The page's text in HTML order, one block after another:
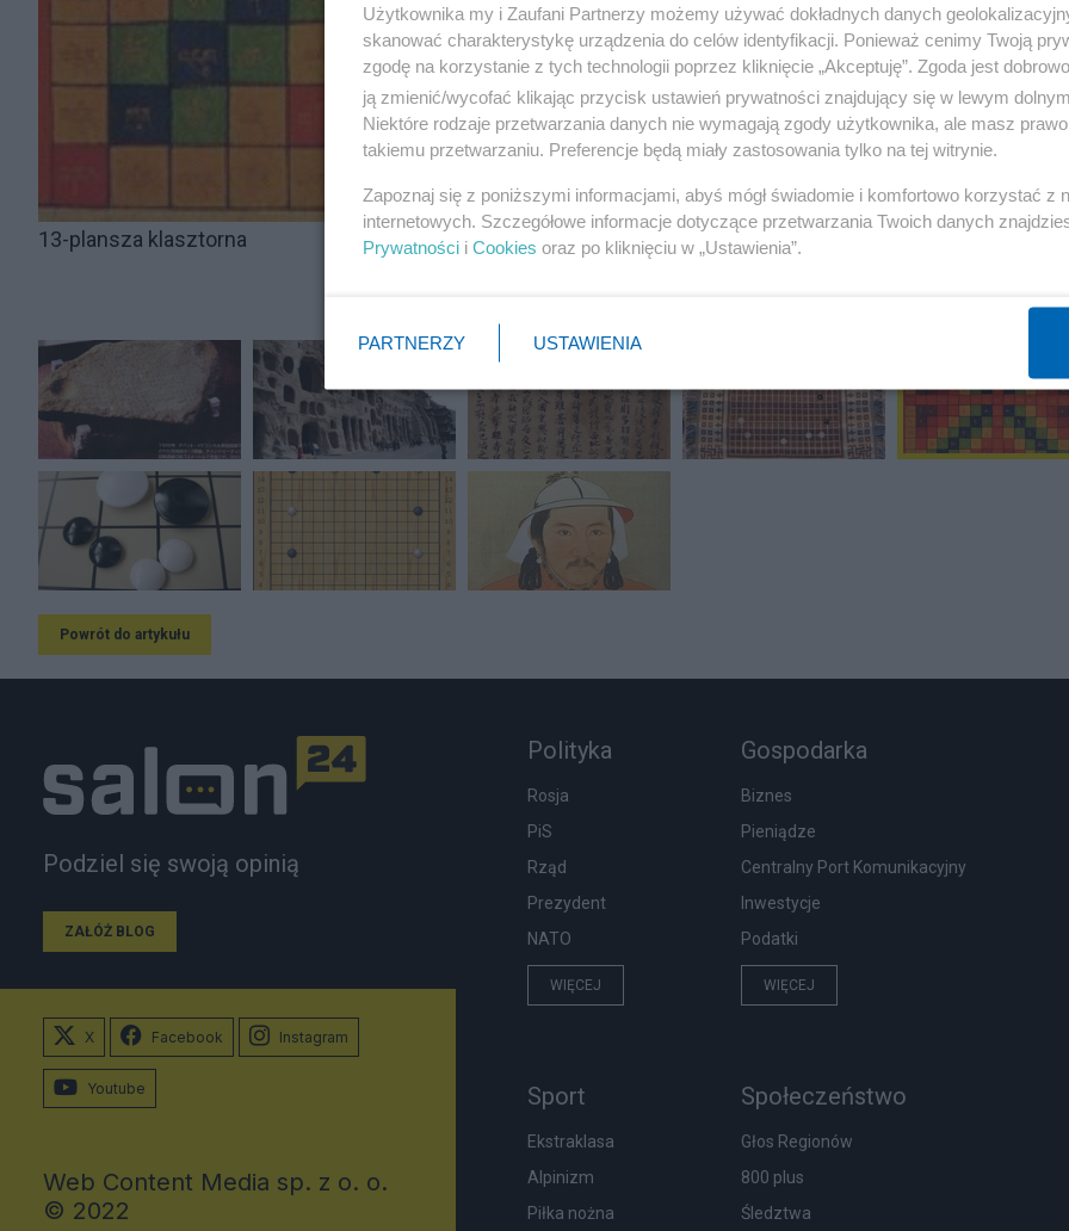
13-plansza klasztorna
Powrót do artykułu
Podziel się swoją opinią
ZAŁÓŻ BLOG
Polityka
Rosja
PiS
Rząd
Prezydent
NATO
WIĘCEJ
Gospodarka
Biznes
Pieniądze
Centralny Port Komunikacyjny
Inwestycje
Podatki
WIĘCEJ
Sport
Ekstraklasa
Alpinizm
Piłka nożna
Społeczeństwo
Głos Regionów
800 plus
Śledztwa
X Facebook Instagram
Youtube
Web Content Media sp. z o. o.
© 2022
Użytkownika my i Zaufani Partnerzy możemy używać dokładnych danych
skanować charakterystykę urządzenia do celów identyfikacji. Ponieważ cenimy Twoją
zgodę na korzystanie z tych technologii poprzez kliknięcie „Akceptuję”. Zgoda jest
ją zmienić/wycofać klikając przycisk ustawień prywatności znajdujący się w lewym
Niektóre rodzaje przetwarzania danych nie wymagają zgody użytkownika, ale masz
takiemu przetwarzaniu. Preferencje będą miały zastosowania tylko na tej witrynie.
Zapoznaj się z poniższymi informacjami, abyś mógł świadomie i komfortowo korzystać z
internetowych. Szczegółowe informacje dotyczące przetwarzania Twoich danych
Prywatności i Cookies oraz po kliknięciu w „Ustawienia”.
PARTNERZY USTAWIENIA